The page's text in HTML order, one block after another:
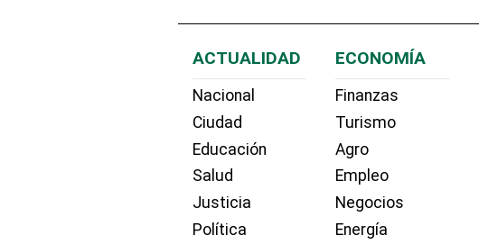
ACTUALIDAD
Nacional
Ciudad
Educación
Salud
Justicia
Política
ECONOMÍA
Finanzas
Turismo
Agro
Empleo
Negocios
Energía